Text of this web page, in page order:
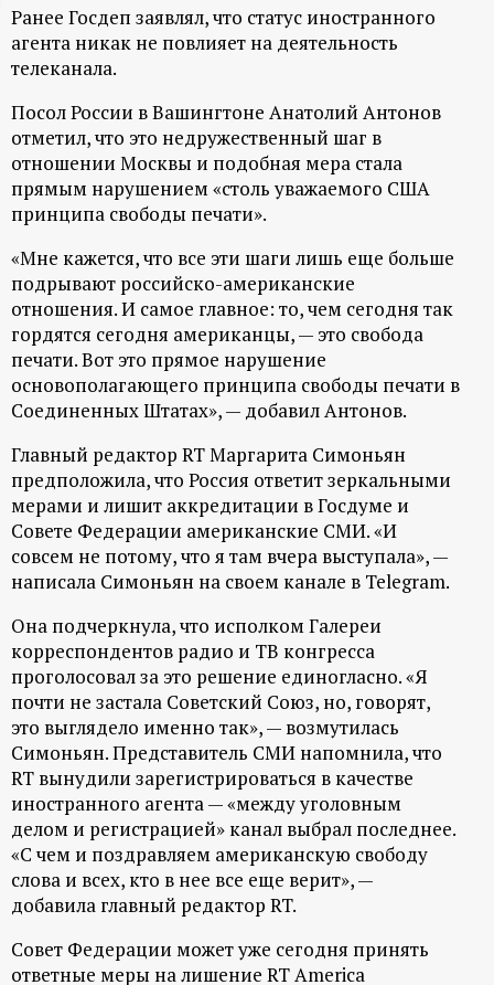
ц
и
о
н
н
ы
й
п
о
р
т
а
л
Ранее Госдеп заявлял, что статус иностранного
агента никак не повлияет на деятельность
телеканала.
Посол России в Вашингтоне Анатолий Антонов
отметил, что это недружественный шаг в
отношении Москвы и подобная мера стала
прямым нарушением «столь уважаемого США
принципа свободы печати».
«Мне кажется, что все эти шаги лишь еще больше
подрывают российско-американские
отношения. И самое главное: то, чем сегодня так
гордятся сегодня американцы, — это свобода
печати. Вот это прямое нарушение
основополагающего принципа свободы печати в
Соединенных Штатах», — добавил Антонов.
Главный редактор RT Маргарита Симоньян
предположила, что Россия ответит зеркальными
мерами и лишит аккредитации в Госдуме и
Совете Федерации американские СМИ. «И
совсем не потому, что я там вчера выступала», —
написала Симоньян на своем канале в Telegram.
Она подчеркнула, что исполком Галереи
корреспондентов радио и ТВ конгресса
проголосовал за это решение единогласно. «Я
почти не застала Советский Союз, но, говорят,
это выглядело именно так», — возмутилась
Симоньян. Представитель СМИ напомнила, что
RT вынудили зарегистрироваться в качестве
иностранного агента — «между уголовным
делом и регистрацией» канал выбрал последнее.
«С чем и поздравляем американскую свободу
слова и всех, кто в нее все еще верит», —
добавила главный редактор RT.
Совет Федерации может уже сегодня принять
ответные меры на лишение RT America